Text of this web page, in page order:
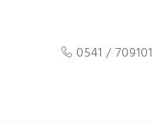
0541 / 709101